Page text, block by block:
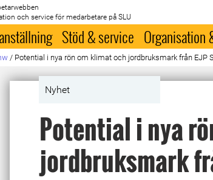
och service för medarbetare på SLU
Stöd & service Organisation
/ Potential i nya rön om klimat och jordbruksmark från EJP
Nyhet
Potential i nya
jordbruksmark